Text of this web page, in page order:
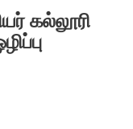
கல்லூரி